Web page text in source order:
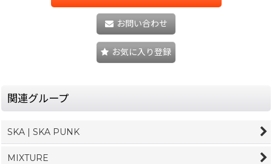
お問い合わせ
お気に入り登録
関連グループ
SKA | SKA PUNK
MIXTURE